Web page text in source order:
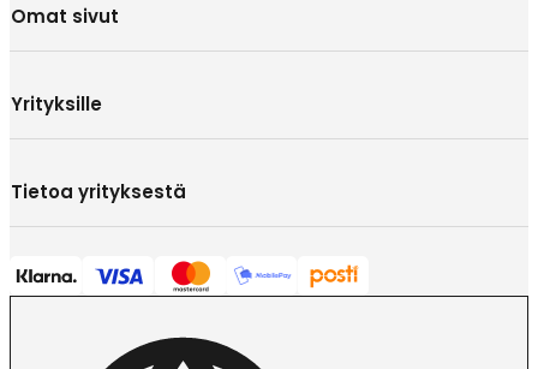
Omat sivut
Yrityksille
Tietoa yrityksestä